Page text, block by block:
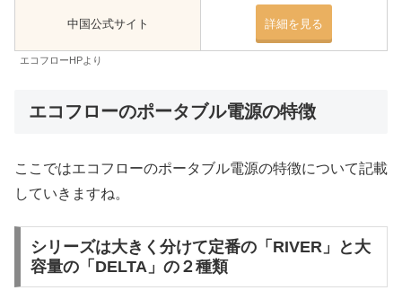
中国公式サイト 詳細を見る
エコフローHPより
エコフローのポータブル電源の特徴
ここではエコフローのポータブル電源の特徴について記載
していきますね。
シリーズは大きく分けて定番の「RIVER」と大
容量の「DELTA」の２種類